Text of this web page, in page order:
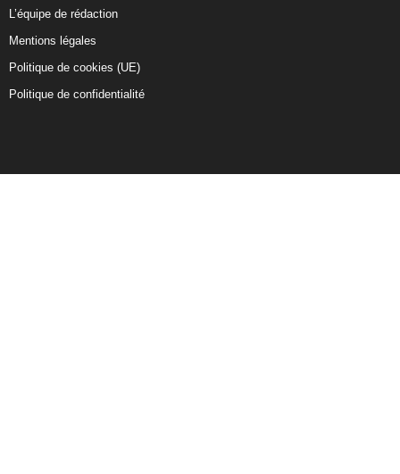
L’équipe de rédaction
Mentions légales
Politique de cookies (UE)
Politique de confidentialité